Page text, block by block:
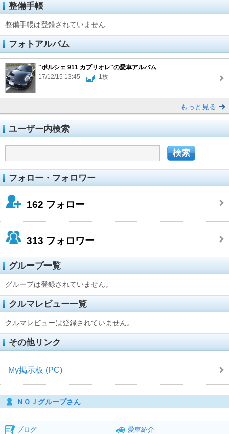
整備手帳
整備手帳は登録されていません
フォトアルバム
"ポルシェ 911 カブリオレ"の愛車アルバム
17/12/15 13:45
1枚
もっと見る
ユーザー内検索
フォロー・フォロワー
162 フォロー
313 フォロワー
グループ一覧
グループは登録されていません。
クルマレビュー一覧
クルマレビューは登録されていません。
その他リンク
My掲示板 (PC)
ＮＯＪグループさん
ブログ
愛車紹介